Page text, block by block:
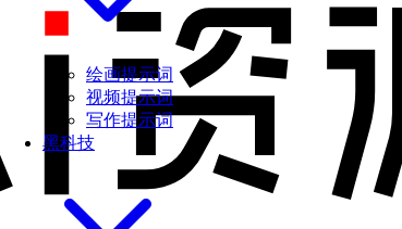
绘画提示词
视频提示词
写作提示词
黑科技